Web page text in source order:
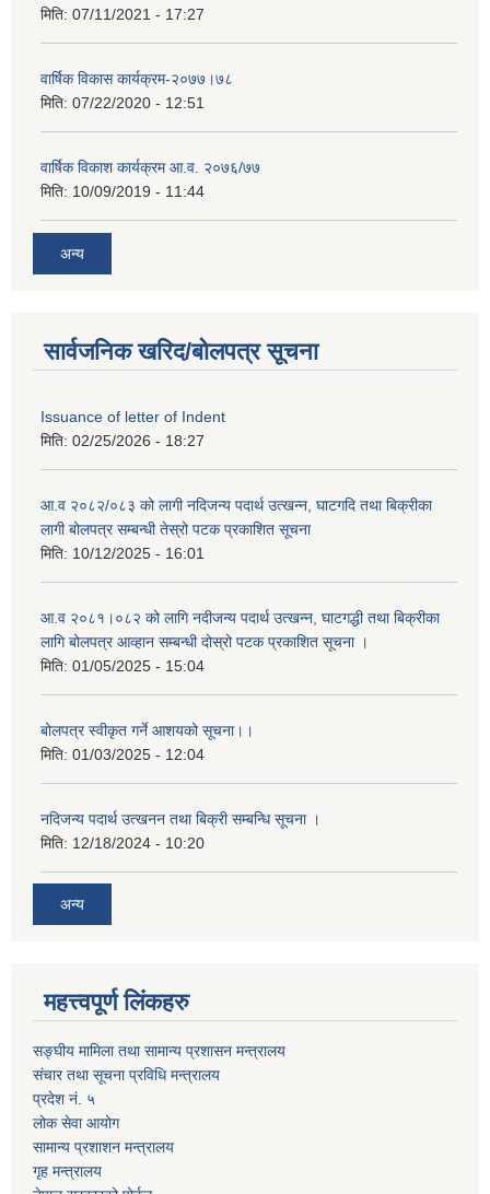
मिति: 07/11/2021 - 17:27
वार्षिक विकास कार्यक्रम-२०७७।७८
मिति: 07/22/2020 - 12:51
वार्षिक विकाश कार्यक्रम आ.व. २०७६/७७
मिति: 10/09/2019 - 11:44
अन्य
सार्वजनिक खरिद/बोलपत्र सूचना
Issuance of letter of Indent
मिति: 02/25/2026 - 18:27
आ.व २०८२/०८३ को लागी नदिजन्य पदार्थ उत्खन्न, घाटगदि तथा बिक्रीका
लागी बोलपत्र सम्बन्धी तेस्रो पटक प्रकाशित सूचना
मिति: 10/12/2025 - 16:01
आ.व २०८१।०८२ को लागि नदीजन्य पदार्थ उत्खन्न, घाटगद्धी तथा बिक्रीका
लागि बोलपत्र आव्हान सम्बन्धी दोस्रो पटक प्रकाशित सूचना ।
मिति: 01/05/2025 - 15:04
बोलपत्र स्वीकृत गर्ने आशयको सूचना।।
मिति: 01/03/2025 - 12:04
नदिजन्य पदार्थ उत्खनन तथा बिक्री सम्बन्धि सूचना ।
मिति: 12/18/2024 - 10:20
अन्य
महत्त्वपूर्ण लिंकहरु
सङ्घीय मामिला तथा सामान्य प्रशासन मन्त्रालय
संचार तथा सूचना प्रविधि मन्त्रालय
प्रदेश नं. ५
लोक सेवा आयोग
सामान्य प्रशाशन मन्त्रालय
गृह मन्त्रालय